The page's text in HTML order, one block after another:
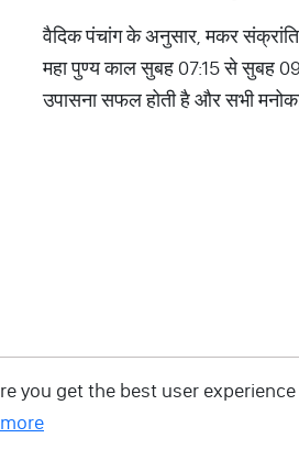
वैदिक पंचांग के अनुसार, मकर संक्रांति
महा पुण्य काल सुबह 07:15 से सुबह
उपासना सफल होती है और सभी
you get the best user